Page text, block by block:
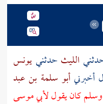
الليث حدثنييونس
أخبرنيأبو سلمة بن عبد
وسلم كان يقوللأبي موسى